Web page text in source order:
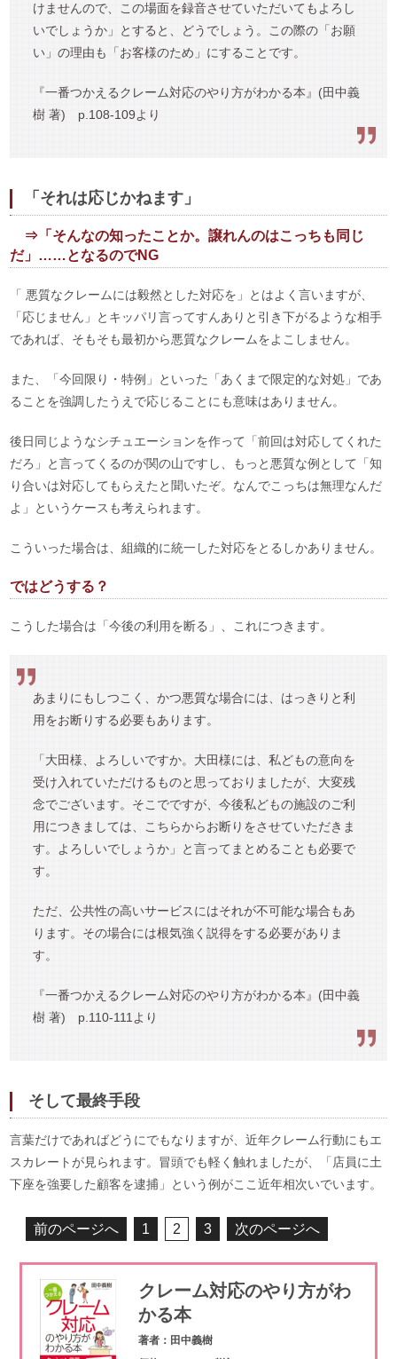
けませんので、この場面を録音させていただいてもよろし
いでしょうか」とすると、どうでしょう。この際の「お願
い」の理由も「お客様のため」にすることです。
『一番つかえるクレーム対応のやり方がわかる本』(田中義
樹 著) p.108-109より
「それは応じかねます」
⇒「そんなの知ったことか。譲れんのはこっちも同じ
だ」……となるのでNG
「 悪質なクレームには毅然とした対応を」とはよく言いますが、
「応じません」とキッパリ言ってすんありと引き下がるような相手
であれば、そもそも最初から悪質なクレームをよこしません。
また、「今回限り・特例」といった「あくまで限定的な対処」であ
ることを強調したうえで応じることにも意味はありません。
後日同じようなシチュエーションを作って「前回は対応してくれた
だろ」と言ってくるのが関の山ですし、もっと悪質な例として「知
り合いは対応してもらえたと聞いたぞ。なんでこっちは無理なんだ
よ」というケースも考えられます。
こういった場合は、組織的に統一した対応をとるしかありません。
ではどうする？
こうした場合は「今後の利用を断る」、これにつきます。
あまりにもしつこく、かつ悪質な場合には、はっきりと利
用をお断りする必要もあります。
「大田様、よろしいですか。大田様には、私どもの意向を
受け入れていただけるものと思っておりましたが、大変残
念でございます。そこでですが、今後私どもの施設のご利
用につきましては、こちらからお断りをさせていただきま
す。よろしいでしょうか」と言ってまとめることも必要で
す。
ただ、公共性の高いサービスにはそれが不可能な場合もあ
ります。その場合には根気強く説得をする必要がありま
す。
『一番つかえるクレーム対応のやり方がわかる本』(田中義
樹 著) p.110-111より
そして最終手段
言葉だけであればどうにでもなりますが、近年クレーム行動にもエ
スカレートが見られます。冒頭でも軽く触れましたが、「店員に土
下座を強要した顧客を逮捕」という例がここ近年相次いでいます。
前のページへ 1 2 3 次のページへ
クレーム対応のやり方がわ
かる本
著者：田中義樹